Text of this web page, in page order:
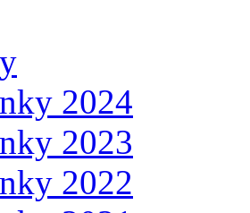
2024
2023
2022